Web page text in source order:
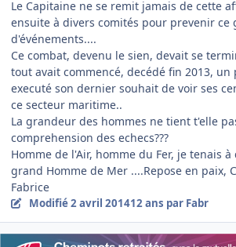
Le Capitaine ne se remit jamais de cette
ensuite à divers comités pour prevenir ce
d'événements....
Ce combat, devenu le sien, devait se
tout avait commencé, decédé fin 2013, un
executé son dernier souhait de voir ses
ce secteur maritime..
La grandeur des hommes ne tient t'elle
comprehension des echecs???
Homme de l'Air, homme du Fer, je tenais
grand Homme de Mer ....Repose en paix,
Fabrice
Modifié2 avril 201412 ans par Fabr